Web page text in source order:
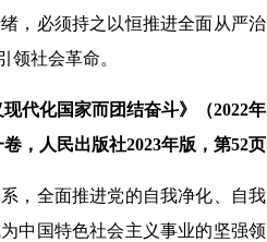
，必须持之以恒推进全面从严治
领社会革命。
代化国家而团结奋斗》（2022年
，人民出版社2023年版，第52页
，全面推进党的自我净化、自我
中国特色社会主义事业的坚强领